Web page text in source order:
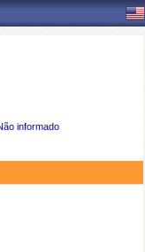
informado